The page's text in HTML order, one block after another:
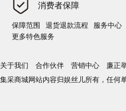
消费者保障
保障范围 退货退款流程
服务中心
更多特色服务
关于我们 合作伙伴 营销中心 廉正
集采商城网站内容归娱丝儿所有，任何